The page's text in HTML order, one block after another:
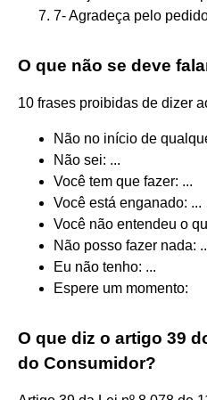
7- Agradeça pelo
O que não se deve
10 frases proibidas de dizer
Não no início de
Não sei: ...
Você tem que fazer: ...
Você está enganado: ...
Você não entendeu o
Não posso fazer nada:
Eu não tenho: ...
Espere um momento:
O que diz o artigo 39
do Consumidor?